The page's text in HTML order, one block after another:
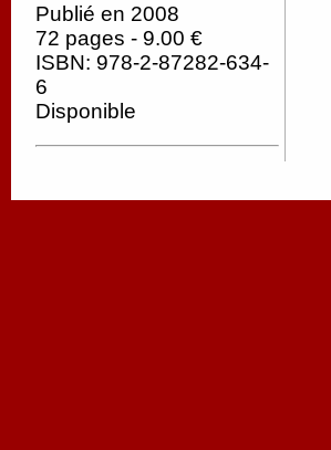
Publié en 2008
72 pages - 9.00 €
ISBN: 978-2-87282-634-
6
Disponible